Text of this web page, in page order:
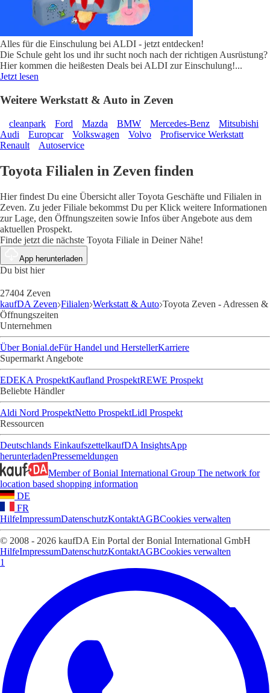
Alles für die Einschulung bei ALDI - jetzt entdecken!
Die Schule geht los und ihr sucht noch nach der richtigen Ausrüstung?
Hier kommen die heißesten Deals bei ALDI zur Einschulung!...
Jetzt lesen
Weitere Werkstatt & Auto in Zeven
cleanpark Ford Mazda BMW Mercedes-Benz
Mitsubishi
Audi
Europcar Volkswagen Volvo
Profiservice Werkstatt
Renault
Autoservice
Toyota Filialen in Zeven finden
Hier findest Du eine Übersicht aller Toyota Geschäfte und Filialen in
Zeven. Zu jeder Filiale bekommst Du per Klick weitere Informationen
zur Lage, den Öffnungszeiten sowie Infos über Angebote aus dem
aktuellen Prospekt.
Finde jetzt die nächste Toyota Filiale in Deiner Nähe!
App herunterladen
Du bist hier
27404 Zeven
kaufDA Zeven Filialen Werkstatt & Auto Toyota Zeven - Adressen &
Öffnungszeiten
Unternehmen
Über Bonial.deFür Handel und HerstellerKarriere
Supermarkt Angebote
EDEKA ProspektKaufland ProspektREWE Prospekt
Beliebte Händler
Aldi Nord ProspektNetto ProspektLidl Prospekt
Ressourcen
Deutschlands EinkaufszettelkaufDA InsightsApp
herunterladenPressemeldungen
Member of Bonial International Group The network for
location based shopping information
DE
FR
HilfeImpressumDatenschutzKontaktAGBCookies verwalten
© 2008 - 2026 kaufDA Ein Portal der Bonial International GmbH
HilfeImpressumDatenschutzKontaktAGBCookies verwalten
1